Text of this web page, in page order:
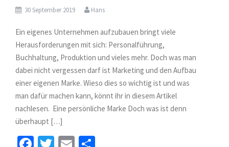
30 September 2019 Hans
Ein eigenes Unternehmen aufzubauen bringt viele
Herausforderungen mit sich: Personalführung,
Buchhaltung, Produktion und vieles mehr. Doch was man
dabei nicht vergessen darf ist Marketing und den Aufbau
einer eigenen Marke. Wieso dies so wichtig ist und was
man dafür machen kann, könnt ihr in diesem Artikel
nachlesen. Eine persönliche Marke Doch was ist denn
überhaupt […]